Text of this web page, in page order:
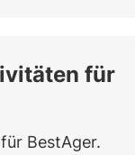
für
BestAger.